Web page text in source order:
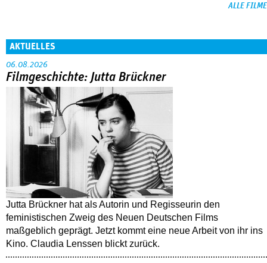
ALLE FILME
AKTUELLES
06.08.2026
Filmgeschichte: Jutta Brückner
Jutta Brückner hat als Autorin und Regisseurin den
feministischen Zweig des Neuen Deutschen Films
maßgeblich geprägt. Jetzt kommt eine neue Arbeit von ihr ins
Kino. Claudia Lenssen blickt zurück.